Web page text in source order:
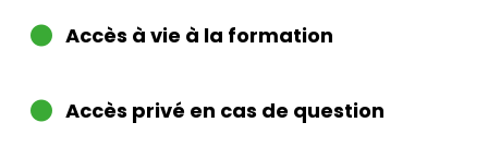
Accès à vie à la formation
Accès privé en cas de question